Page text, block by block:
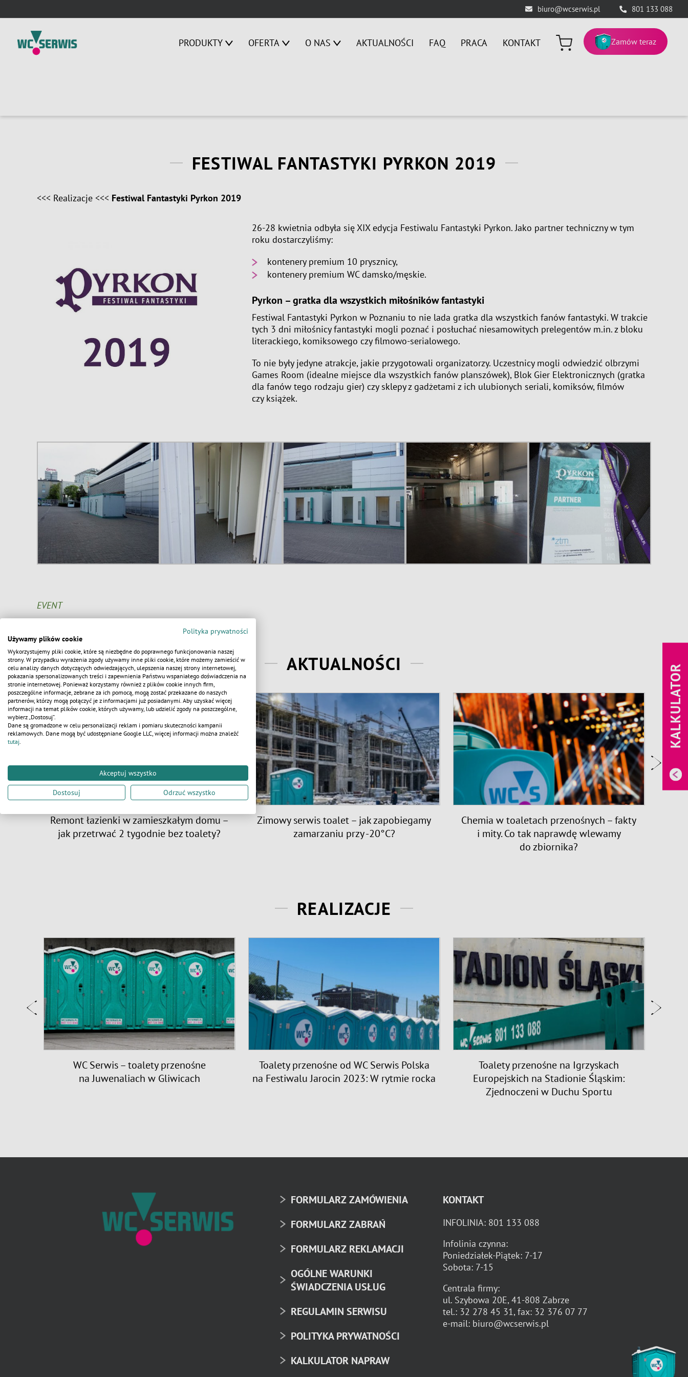
to
biuro@wcserwis.pl 801 133 088
PRODUKTY OFERTA O NAS AKTUALNOŚCI FAQ PRACA KONTAKT Zamów teraz
FESTIWAL FANTASTYKI PYRKON 2019
<<< Realizacje <<< Festiwal Fantastyki Pyrkon 2019
26-28 kwietnia odbyła się XIX edycja Festiwalu Fantastyki Pyrkon. Jako partner techniczny w tym
roku dostarczyliśmy:
kontenery premium 10 prysznicy,
kontenery premium WC damsko/męskie.
Pyrkon – gratka dla wszystkich miłośników fantastyki
Festiwal Fantastyki Pyrkon w Poznaniu to nie lada gratka dla wszystkich fanów fantastyki. W trakcie
tych 3 dni miłośnicy fantastyki mogli poznać i posłuchać niesamowitych prelegentów m.in. z bloku
literackiego, komiksowego czy filmowo-serialowego.
To nie były jedyne atrakcje, jakie przygotowali organizatorzy. Uczestnicy mogli odwiedzić olbrzymi
Games Room (idealne miejsce dla wszystkich fanów planszówek), Blok Gier Elektronicznych (gratka
dla fanów tego rodzaju gier) czy sklepy z gadżetami z ich ulubionych seriali, komiksów, filmów
czy książek.
EVENT
AKTUALNOŚCI
Remont łazienki w zamieszkałym domu –
jak przetrwać 2 tygodnie bez toalety?
Zimowy serwis toalet – jak zapobiegamy
zamarzaniu przy -20°C?
Chemia w toaletach przenośnych – fakty
i mity. Co tak naprawdę wlewamy
do zbiornika?
REALIZACJE
WC Serwis – toalety przenośne
na Juwenaliach w Gliwicach
Toalety przenośne od WC Serwis Polska
na Festiwalu Jarocin 2023: W rytmie rocka
Toalety przenośne na Igrzyskach
Europejskich na Stadionie Śląskim:
Zjednoczeni w Duchu Sportu
FORMULARZ ZAMÓWIENIA
FORMULARZ ZABRAŃ
FORMULARZ REKLAMACJI
OGÓLNE WARUNKI
ŚWIADCZENIA USŁUG
REGULAMIN SERWISU
POLITYKA PRYWATNOŚCI
KALKULATOR NAPRAW
KONTAKT
INFOLINIA: 801 133 088
Infolinia czynna:
Poniedziałek-Piątek: 7-17
Sobota: 7-15
Centrala firmy:
ul. Szybowa 20E, 41-808 Zabrze
tel.: 32 278 45 31, fax: 32 376 07 77
e-mail: biuro@wcserwis.pl
KALKULATOR
Polityka prywatności
Używamy plików cookie
Wykorzystujemy pliki cookie, które są niezbędne do poprawnego funkcjonowania naszej
strony. W przypadku wyrażenia zgody używamy inne pliki cookie, które możemy zamieścić w
celu analizy danych dotyczących odwiedzających, ulepszenia naszej strony internetowej,
pokazania spersonalizowanych treści i zapewnienia Państwu wspaniałego doświadczenia na
stronie internetowej. Ponieważ korzystamy również z plików cookie innych firm,
poszczególne informacje, zebrane za ich pomocą, mogą zostać przekazane do naszych
partnerów, którzy mogą połączyć je z informacjami już posiadanymi. Aby uzyskać więcej
informacji na temat plików cookie, których używamy, lub udzielić zgody na poszczególne,
wybierz „Dostosuj”.
Dane są gromadzone w celu personalizacji reklam i pomiaru skuteczności kampanii
reklamowych. Dane mogą być udostępniane Google LLC, więcej informacji można znaleźć
tutaj
Akceptuj wszystko
Dostosuj Odrzuć wszystko